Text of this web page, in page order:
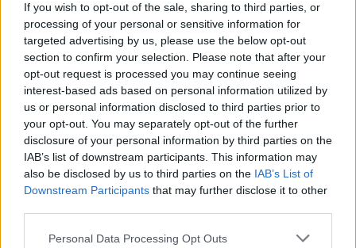
If you wish to opt-out of the sale, sharing to third parties, or
processing of your personal or sensitive information for
targeted advertising by us, please use the below opt-out
section to confirm your selection. Please note that after your
opt-out request is processed you may continue seeing
interest-based ads based on personal information utilized by
us or personal information disclosed to third parties prior to
your opt-out. You may separately opt-out of the further
disclosure of your personal information by third parties on the
IAB’s list of downstream participants. This information may
also be disclosed by us to third parties on the IAB’s List of
Downstream Participants that may further disclose it to other
Personal Data Processing Opt Outs
SPORT 2026-08-08 KL. 18:19
Laholm höll tätt –
Trollhättan besegrades på
SPORT 2026-08-08 KL. 06:00
LFK:s cupbragd –